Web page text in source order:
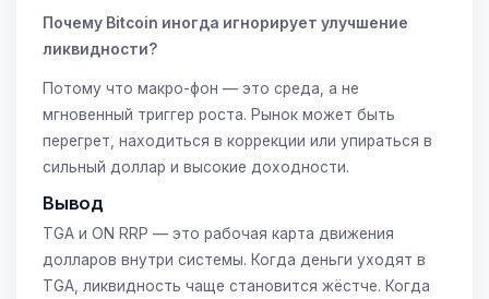
Почему Bitcoin иногда игнорирует улучшение
ликвидности?
Потому что макро-фон — это среда, а не
мгновенный триггер роста. Рынок может быть
перегрет, находиться в коррекции или упираться в
сильный доллар и высокие доходности.
Вывод
TGA и ON RRP — это рабочая карта движения
долларов внутри системы. Когда деньги уходят в
TGA, ликвидность чаще становится жёстче. Когда